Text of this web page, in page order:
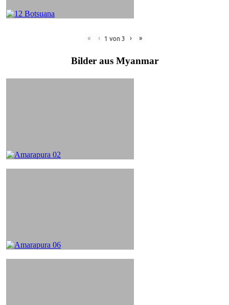
« ‹ 1 von 3 › »
Bilder aus Myanmar